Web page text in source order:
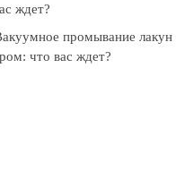
ждет?
промывание лакун
что вас ждет?